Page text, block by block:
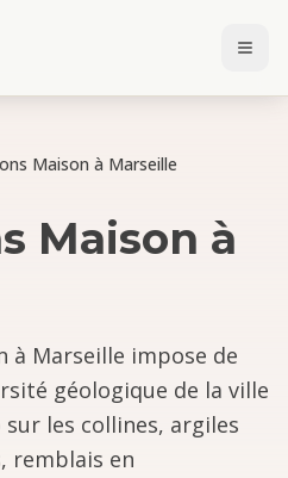
Maison à Marseille
Maison à
à Marseille impose de
géologique de la ville
les collines, argiles
remblais en